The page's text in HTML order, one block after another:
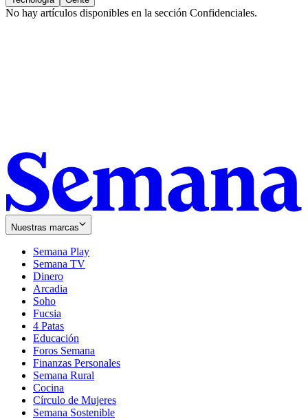
No hay artículos disponibles en la sección Confidenciales.
Nuestras marcas
Semana Play
Semana TV
Dinero
Arcadia
Soho
in
new
window
Fucsia
in
new
window
4 Patas
Educación
Foros Semana
Finanzas Personales
Semana Rural
Cocina
Círculo de Mujeres
Semana Sostenible